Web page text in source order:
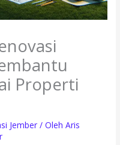
Properti
Jember / OlehAris